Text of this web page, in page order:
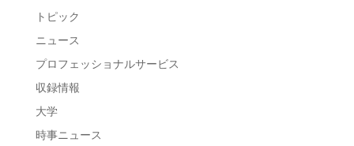
トピック
ニュース
プロフェッショナルサービス
収録情報
大学
時事ニュース